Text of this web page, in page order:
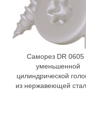
Саморез DR 0605
уменьшенной
цилиндрической
из нержавеющей